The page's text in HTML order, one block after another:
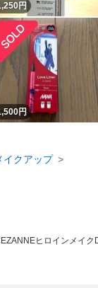
円
円
イクアップ
ヒロインメイク